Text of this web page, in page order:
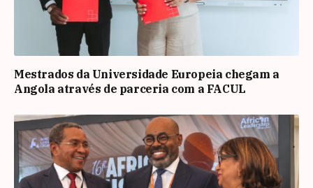
Mestrados da Universidade Europeia chegam a
Angola através de parceria com a FACUL